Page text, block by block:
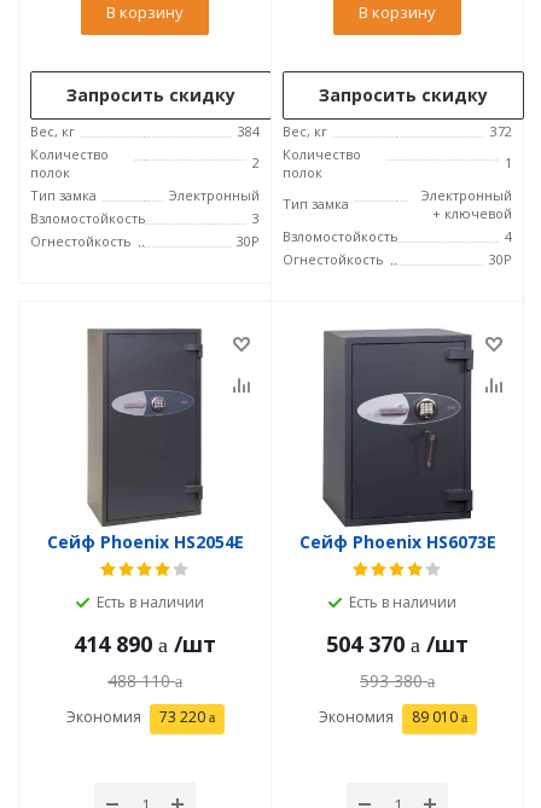
В корзину
Запросить скидку
Вес, кг
384
Количество
полок
2
Тип замка
Электронный
Взломостойкость
3
Огнестойкость
30P
В корзину
Запросить скидку
Вес, кг
372
Количество
полок
1
Тип замка
Электронный
+ ключевой
Взломостойкость
4
Огнестойкость
30P
Сейф Phoenix HS2054E
Есть в наличии
414 890 /шт
488 110
Экономия 73 220
Сейф Phoenix HS6073E
Есть в наличии
504 370 /шт
593 380
Экономия 89 010